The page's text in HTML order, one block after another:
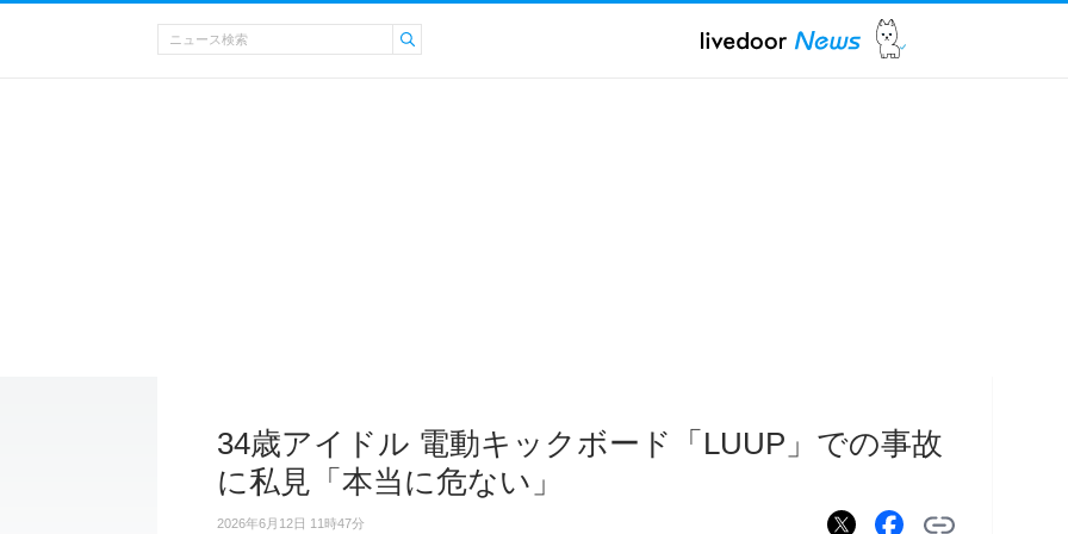
34歳アイドル 電動キックボード「LUUP」での事故
に私見「本当に危ない」
2026年6月12日 11時47分